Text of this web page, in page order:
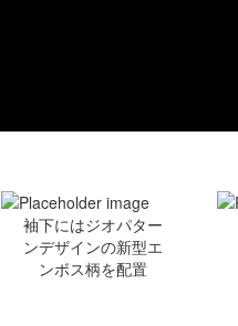
袖下にはジオパター
ンデザインの新型エ
ンボス柄を配置